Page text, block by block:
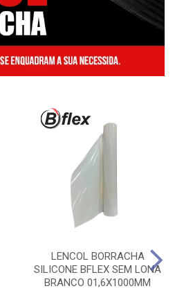
LENCOL BORRACHA
SILICONE BFLEX SEM LONA
BRANCO 01,6X1000MM